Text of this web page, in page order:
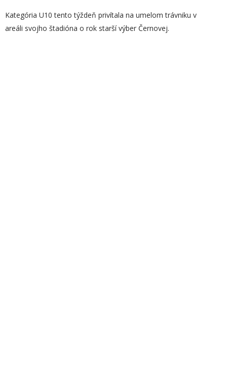
Kategória U10 tento týždeň privítala na umelom trávniku v
areáli svojho štadióna o rok starší výber Černovej.